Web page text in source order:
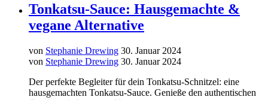
Tonkatsu-Sauce: Hausgemachte &
vegane Alternative
von Stephanie Drewing 30. Januar 2024
von Stephanie Drewing 30. Januar 2024
Der perfekte Begleiter für dein Tonkatsu-Schnitzel: eine
hausgemachten Tonkatsu-Sauce. Genieße den authentischen